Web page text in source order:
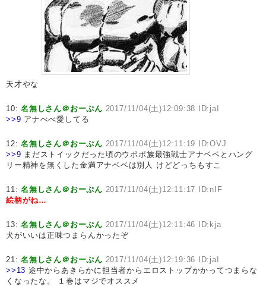
天才やな
10:名無しさん＠おーぷん 2017/11/04(土)12:09:38 ID:jaI
>>9 アナべべ愛してる
12:名無しさん＠おーぷん 2017/11/04(土)12:11:19 ID:OVJ
>>9 まだストイックだった頃のウポポ族最強戦士アナベベとハング
リー精神を無くした金満アナベベは別人 けどどっちもすこ
11:名無しさん＠おーぷん 2017/11/04(土)12:11:17 ID:nIF
絵柄がね…
13:名無しさん＠おーぷん 2017/11/04(土)12:11:46 ID:kja
犬がいいは正味つまらんかったぞ
21:名無しさん＠おーぷん 2017/11/04(土)12:19:36 ID:jaI
>>13 途中からあきらかに担当者からエロストップかかってつまらな
くなったな。 １巻はマジでオススメ